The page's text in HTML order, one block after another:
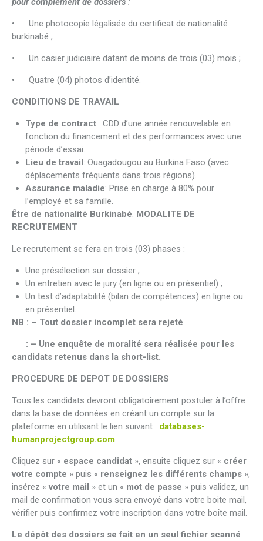
• Une photocopie légalisée du certificat de nationalité
burkinabé ;
• Un casier judiciaire datant de moins de trois (03) mois ;
• Quatre (04) photos d’identité.
CONDITIONS DE TRAVAIL
Type de contract: CDD d’une année renouvelable en
fonction du financement et des performances avec une
période d’essai.
Lieu de travail: Ouagadougou au Burkina Faso (avec
déplacements fréquents dans trois régions).
Assurance maladie: Prise en charge à 80% pour
l’employé et sa famille.
Être de nationalité Burkinabé. MODALITE DE
RECRUTEMENT
Le recrutement se fera en trois (03) phases :
Une présélection sur dossier ;
Un entretien avec le jury (en ligne ou en présentiel) ;
Un test d’adaptabilité (bilan de compétences) en ligne ou
en présentiel.
NB : – Tout dossier incomplet sera rejeté
: – Une enquête de moralité sera réalisée pour les
candidats retenus dans la short-list.
PROCEDURE DE DEPOT DE DOSSIERS
Tous les candidats devront obligatoirement postuler à l’offre
dans la base de données en créant un compte sur la
plateforme en utilisant le lien suivant : databases-
humanprojectgroup.com
Cliquez sur « espace candidat », ensuite cliquez sur « créer
votre compte » puis « renseignez les différents champs »,
insérez « votre mail » et un « mot de passe » puis validez, un
mail de confirmation vous sera envoyé dans votre boite mail,
vérifier puis confirmez votre inscription dans votre boîte mail.
Le dépôt des dossiers se fait en un seul fichier scanné